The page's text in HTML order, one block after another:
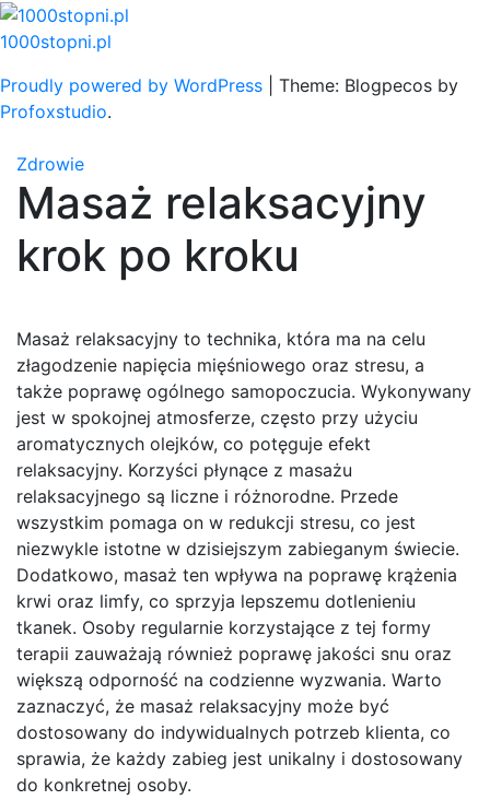
Skip
to
1000stopni.pl
Proudly powered by WordPress
Theme: Blogpecos by
Profoxstudio.
Zdrowie
Masaż relaksacyjny
krok po kroku
Masaż relaksacyjny to technika, która ma na celu
złagodzenie napięcia mięśniowego oraz stresu, a
także poprawę ogólnego samopoczucia. Wykonywany
jest w spokojnej atmosferze, często przy użyciu
aromatycznych olejków, co potęguje efekt
relaksacyjny. Korzyści płynące z masażu
relaksacyjnego są liczne i różnorodne. Przede
wszystkim pomaga on w redukcji stresu, co jest
niezwykle istotne w dzisiejszym zabieganym świecie.
Dodatkowo, masaż ten wpływa na poprawę krążenia
krwi oraz limfy, co sprzyja lepszemu dotlenieniu
tkanek. Osoby regularnie korzystające z tej formy
terapii zauważają również poprawę jakości snu oraz
większą odporność na codzienne wyzwania. Warto
zaznaczyć, że masaż relaksacyjny może być
dostosowany do indywidualnych potrzeb klienta, co
sprawia, że każdy zabieg jest unikalny i dostosowany
do konkretnej osoby.